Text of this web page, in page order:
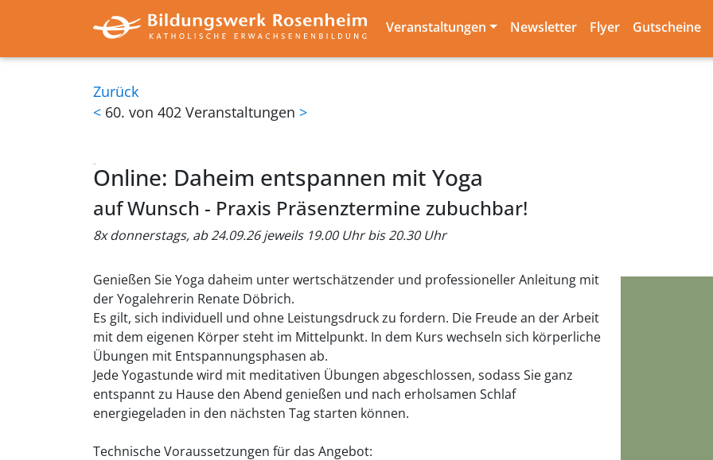
Veranstaltungen Newsletter Flyer Gutscheine
Zurück
< 60. von 402 Veranstaltungen >
Online: Daheim entspannen mit Yoga
auf Wunsch - Praxis Präsenztermine zubuchbar!
8x donnerstags, ab 24.09.26 jeweils 19.00 Uhr bis 20.30 Uhr
Genießen Sie Yoga daheim unter wertschätzender und professioneller Anleitung mit
der Yogalehrerin Renate Döbrich.
Es gilt, sich individuell und ohne Leistungsdruck zu fordern. Die Freude an der Arbeit
mit dem eigenen Körper steht im Mittelpunkt. In dem Kurs wechseln sich körperliche
Übungen mit Entspannungsphasen ab.
Jede Yogastunde wird mit meditativen Übungen abgeschlossen, sodass Sie ganz
entspannt zu Hause den Abend genießen und nach erholsamen Schlaf
energiegeladen in den nächsten Tag starten können.
Technische Voraussetzungen für das Angebot: